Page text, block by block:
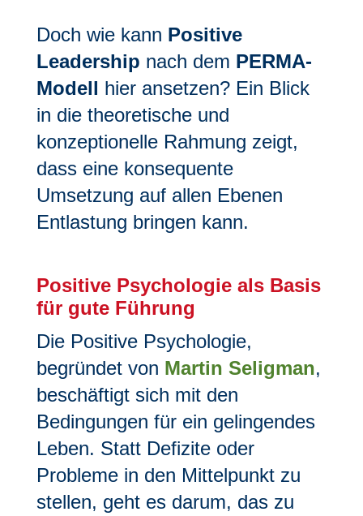
Doch wie kann Positive
Leadership nach dem PERMA-
Modell hier ansetzen? Ein Blick
in die theoretische und
konzeptionelle Rahmung zeigt,
dass eine konsequente
Umsetzung auf allen Ebenen
Entlastung bringen kann.
Positive Psychologie als Basis
für gute Führung
Die Positive Psychologie,
begründet von Martin Seligman,
beschäftigt sich mit den
Bedingungen für ein gelingendes
Leben. Statt Defizite oder
Probleme in den Mittelpunkt zu
stellen, geht es darum, das zu